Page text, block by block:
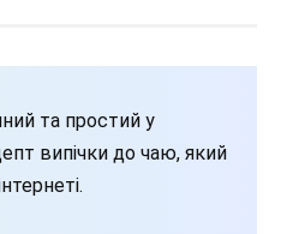
та простий у
випічки до чаю, який